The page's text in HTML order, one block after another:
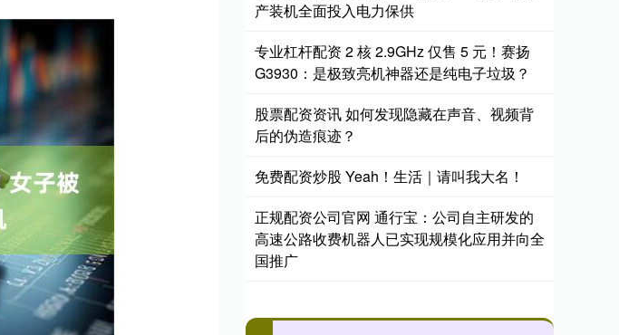
产装机全面投入电力保供
专业杠杆配资 2 核 2.9GHz 仅售 5 元！赛扬
G3930：是极致亮机神器还是纯电子垃圾？
股票配资资讯 如何发现隐藏在声音、视频背
后的伪造痕迹？
免费配资炒股 Yeah！生活｜请叫我大名！
正规配资公司官网 通行宝：公司自主研发的
高速公路收费机器人已实现规模化应用并向全
国推广